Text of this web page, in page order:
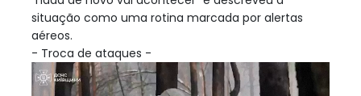
situação como uma rotina marcada por alertas
aéreos.
- Troca de ataques -